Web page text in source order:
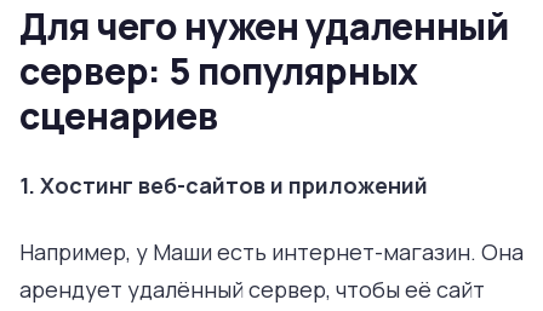
Для чего нужен удаленный
сервер: 5 популярных
сценариев
1. Хостинг веб-сайтов и приложений
Например, у Маши есть интернет-магазин. Она
арендует удалённый сервер, чтобы её сайт